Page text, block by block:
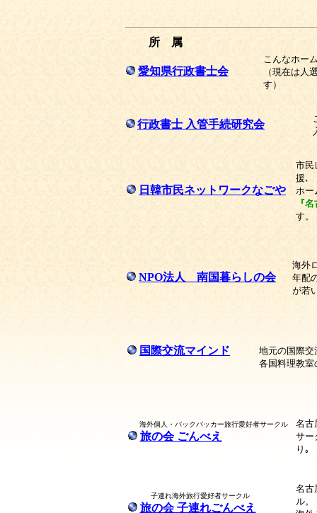
所 属
愛知県行政書士会
こんなホー
（現在は人
す）
行政書士 入管手続研究会
こ
日韓市民ネットワークなごや
市民
援､
ホー
『
す。
NPO法人 南国暮らしの会
海外
年配
が若
国際交流マインド
地元の国際交
各国料理教室
海外個人・バックパッカー旅行愛好者サークル
旅の会 ごんべえ
名古
サー
り｡
子連れ海外旅行愛好者サークル
旅の会 子連れごんべえ
名古
ル。